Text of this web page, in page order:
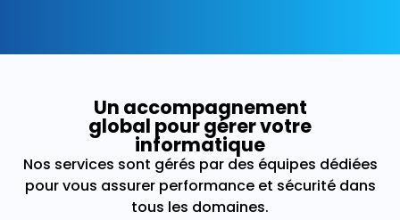
Un accompagnement
global pour gérer votre
informatique
Nos services sont gérés par des équipes dédiées
pour vous assurer performance et sécurité dans
tous les domaines.